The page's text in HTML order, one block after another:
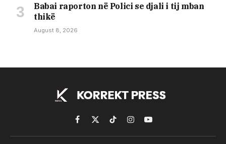
Babai raporton në Polici se djali i tij mban
thikë
August 8, 2026
Facebook
X
(Twitter)
TikTokInstagramYouTube